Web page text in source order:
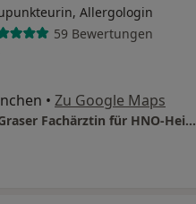
Allergologin
59 Bewertungen
• Zu Google Maps
Praxis Dr.med. Karin Graser Fachärztin für HNO-Heilkunde